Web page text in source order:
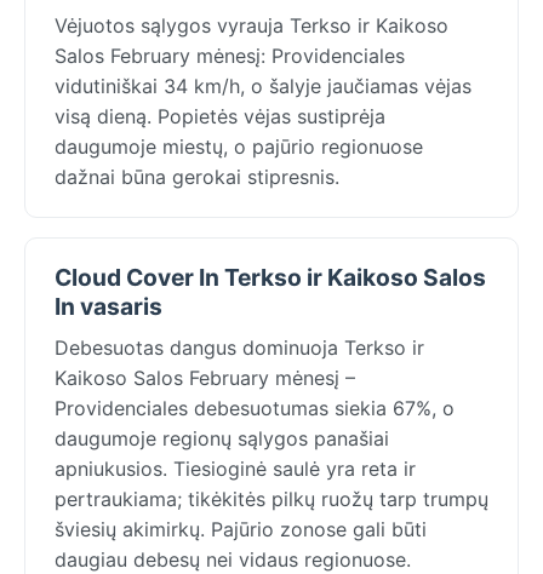
Vėjuotos sąlygos vyrauja Terkso ir Kaikoso
Salos February mėnesį: Providenciales
vidutiniškai 34 km/h, o šalyje jaučiamas vėjas
visą dieną. Popietės vėjas sustiprėja
daugumoje miestų, o pajūrio regionuose
dažnai būna gerokai stipresnis.
Cloud Cover In Terkso ir Kaikoso Salos
In vasaris
Debesuotas dangus dominuoja Terkso ir
Kaikoso Salos February mėnesį –
Providenciales debesuotumas siekia 67%, o
daugumoje regionų sąlygos panašiai
apniukusios. Tiesioginė saulė yra reta ir
pertraukiama; tikėkitės pilkų ruožų tarp trumpų
šviesių akimirkų. Pajūrio zonose gali būti
daugiau debesų nei vidaus regionuose.